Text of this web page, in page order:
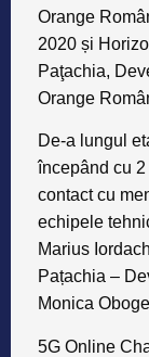
Orange
2020 și
Paţachia,
Orange
De-a lungul
începând cu
contact cu
echipele
Marius
Pațachia –
Monica
5G Online